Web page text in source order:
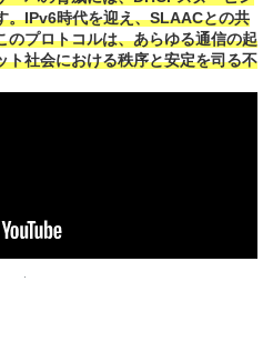
。IPv6時代を迎え、SLAACとの共
のプロトコルは、あらゆる通信の起
ト社会における秩序と安定を司る不